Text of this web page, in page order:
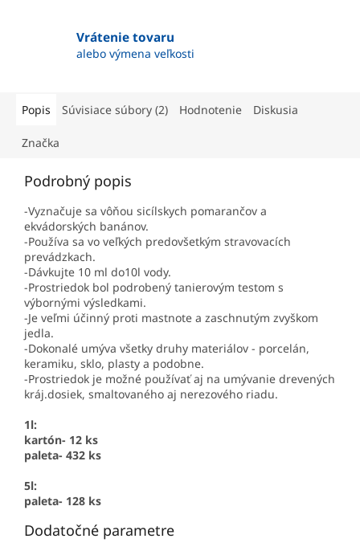
Vrátenie tovaru
alebo výmena veľkosti
Popis Súvisiace súbory (2) Hodnotenie Diskusia
Značka
Podrobný popis
-Vyznačuje sa vôňou sicílskych pomarančov a
ekvádorských banánov.
-Používa sa vo veľkých predovšetkým stravovacích
prevádzkach.
-Dávkujte 10 ml do10l vody.
-Prostriedok bol podrobený tanierovým testom s
výbornými výsledkami.
-Je veľmi účinný proti mastnote a zaschnutým zvyškom
jedla.
-Dokonalé umýva všetky druhy materiálov - porcelán,
keramiku, sklo, plasty a podobne.
-Prostriedok je možné používať aj na umývanie drevených
kráj.dosiek, smaltovaného aj nerezového riadu.
1l:
kartón- 12 ks
paleta- 432 ks
5l:
paleta- 128 ks
Dodatočné parametre